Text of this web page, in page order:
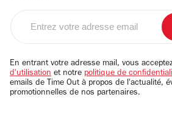
email
En entrant votre adresse mail, vous
d'utilisation et notre politique de
emails de Time Out à propos de l'actualité,
promotionnelles de nos partenaires.